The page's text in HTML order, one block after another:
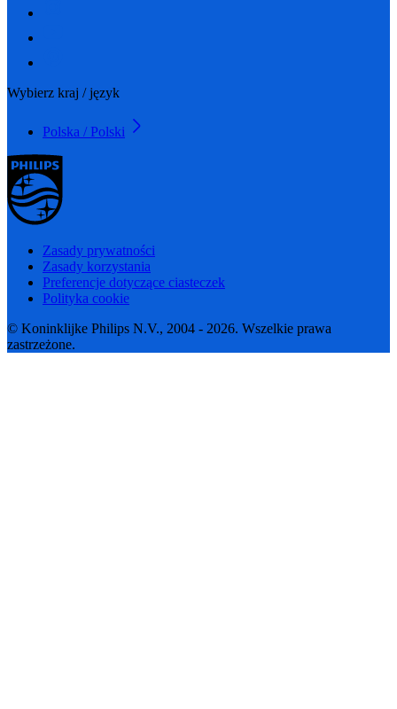
Wybierz kraj / język
Polska / Polski
Zasady prywatności
Zasady korzystania
Preferencje dotyczące ciasteczek
Polityka cookie
© Koninklijke Philips N.V., 2004 - 2026. Wszelkie prawa
zastrzeżone.